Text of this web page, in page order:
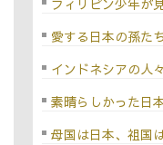
フィリピン少年が
愛する日本の孫た
インドネシアの人
素晴らしかった日
母国は日本、祖国